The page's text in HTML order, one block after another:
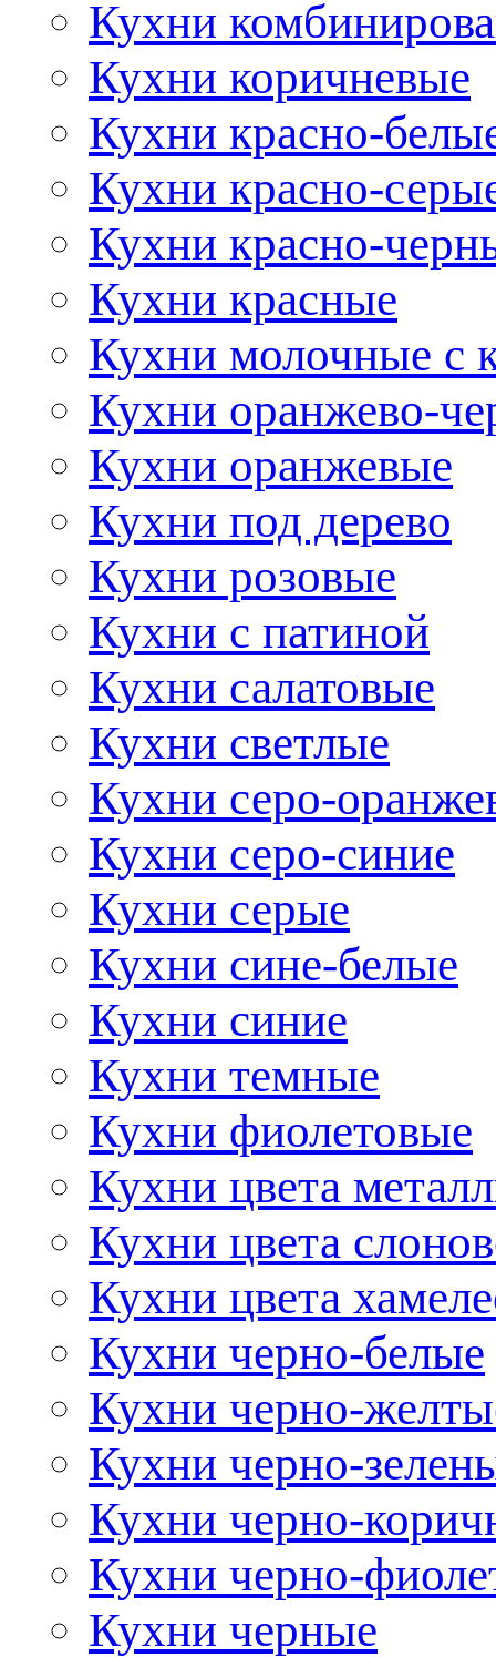
Кухни
Кухни коричневые
Кухни красно-
Кухни красно-
Кухни красно-
Кухни красные
Кухни молочные с
Кухни оранжево-
Кухни оранжевые
Кухни под дерево
Кухни розовые
Кухни с патиной
Кухни салатовые
Кухни светлые
Кухни серо-
Кухни серо-синие
Кухни серые
Кухни сине-белые
Кухни синие
Кухни темные
Кухни фиолетовые
Кухни цвета
Кухни цвета
Кухни цвета
Кухни черно-белые
Кухни черно-
Кухни черно-
Кухни черно-
Кухни черно-
Кухни черные